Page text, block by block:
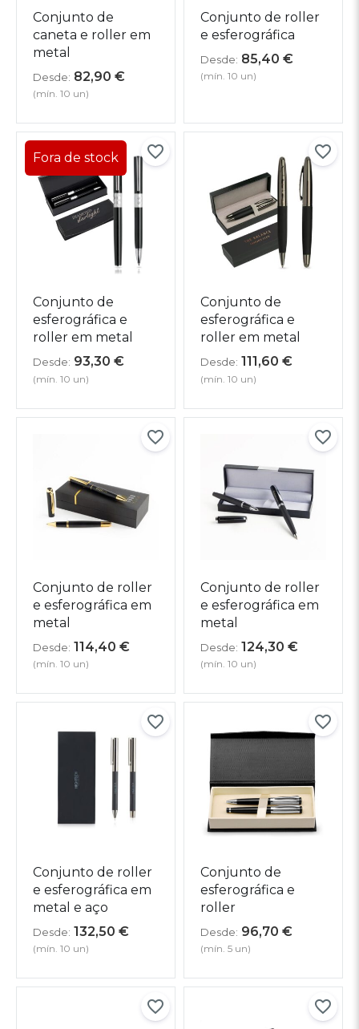
Conjunto de
caneta e roller em
metal
Desde: 82,90 €
(mín. 10 un)
Conjunto de roller
e esferográfica
Desde: 85,40 €
(mín. 10 un)
Conjunto de
esferográfica e
roller em metal
Desde: 93,30 €
(mín. 10 un)
Conjunto de
esferográfica e
roller em metal
Desde: 111,60 €
(mín. 10 un)
Conjunto de roller
e esferográfica em
metal
Desde: 114,40 €
(mín. 10 un)
Conjunto de roller
e esferográfica em
metal
Desde: 124,30 €
(mín. 10 un)
Conjunto de roller
e esferográfica em
metal e aço
Desde: 132,50 €
(mín. 10 un)
Conjunto de
esferográfica e
roller
Desde: 96,70 €
(mín. 5 un)